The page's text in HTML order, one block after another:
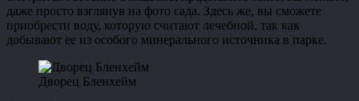
даже просто взглянув на фото сада. Здесь же, вы сможете
приобрести воду, которую считают лечебной, так как
добывают ее из особого минерального источника в парке.
Дворец Бленхейм